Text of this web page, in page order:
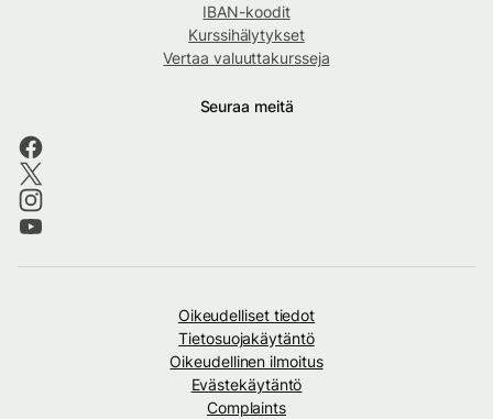
IBAN-koodit
Kurssihälytykset
Vertaa valuuttakursseja
Seuraa meitä
Oikeudelliset tiedot
Tietosuojakäytäntö
Oikeudellinen ilmoitus
Evästekäytäntö
Complaints